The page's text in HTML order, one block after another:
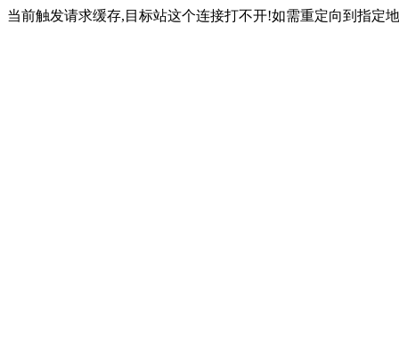
当前触发请求缓存,目标站这个连接打不开!如需重定向到指定